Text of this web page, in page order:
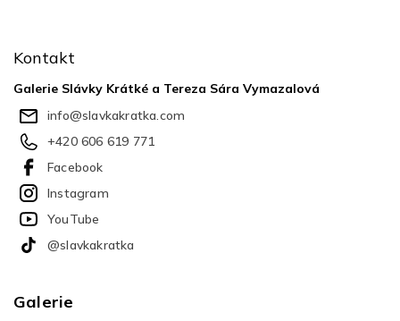
Kontakt
Galerie Slávky Krátké a Tereza Sára Vymazalová
info@slavkakratka.com
+420 606 619 771
Facebook
Instagram
YouTube
@slavkakratka
Galerie